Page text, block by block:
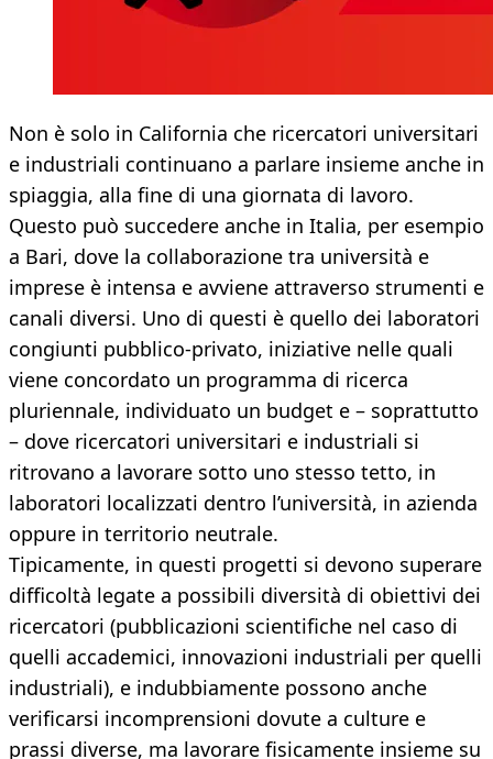
Non è solo in California che ricercatori universitari
e industriali continuano a parlare insieme anche in
spiaggia, alla fine di una giornata di lavoro.
Questo può succedere anche in Italia, per esempio
a Bari, dove la collaborazione tra università e
imprese è intensa e avviene attraverso strumenti e
canali diversi. Uno di questi è quello dei laboratori
congiunti pubblico-privato, iniziative nelle quali
viene concordato un programma di ricerca
pluriennale, individuato un budget e – soprattutto
– dove ricercatori universitari e industriali si
ritrovano a lavorare sotto uno stesso tetto, in
laboratori localizzati dentro l’università, in azienda
oppure in territorio neutrale.
Tipicamente, in questi progetti si devono superare
difficoltà legate a possibili diversità di obiettivi dei
ricercatori (pubblicazioni scientifiche nel caso di
quelli accademici, innovazioni industriali per quelli
industriali), e indubbiamente possono anche
verificarsi incomprensioni dovute a culture e
prassi diverse, ma lavorare fisicamente insieme su